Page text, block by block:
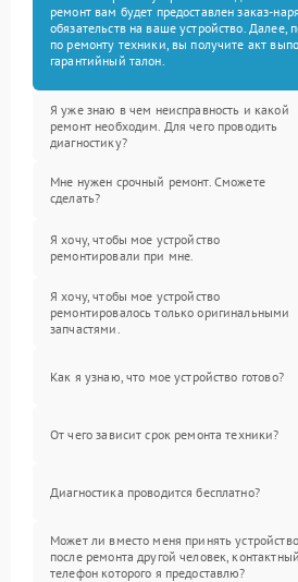
ремонт вам будет предоставлен заказ-
обязательств на ваше устройство. Далее,
по ремонту техники, вы получите акт
гарантийный талон.
Я уже знаю в чем неисправность и какой
ремонт необходим. Для чего проводить
диагностику?
Мне нужен срочный ремонт. Сможете
сделать?
Я хочу, чтобы мое устройство
ремонтировали при мне.
Я хочу, чтобы мое устройство
ремонтировалось только оригинальными
запчастями.
Как я узнаю, что мое устройство готово?
От чего зависит срок ремонта техники?
Диагностика проводится бесплатно?
Может ли вместо меня принять устройство
после ремонта другой человек, контактный
телефон которого я предоставлю?